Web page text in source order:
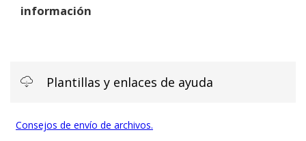
información
Plantillas y enlaces de ayuda
Consejos de envío de archivos.